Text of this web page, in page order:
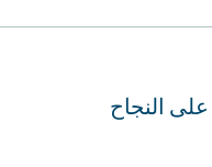
على النجاح